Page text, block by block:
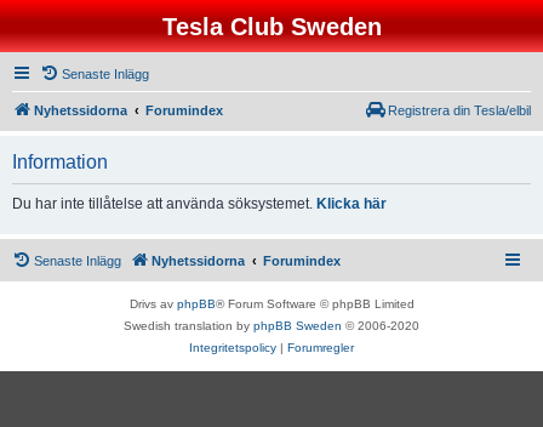
Tesla Club Sweden
Senaste Inlägg
Nyhetssidorna Forumindex Registrera din Tesla/elbil
Information
Du har inte tillåtelse att använda söksystemet. Klicka här
Senaste Inlägg Nyhetssidorna Forumindex
Drivs av phpBB® Forum Software © phpBB Limited
Swedish translation by phpBB Sweden © 2006-2020
Integritetspolicy | Forumregler